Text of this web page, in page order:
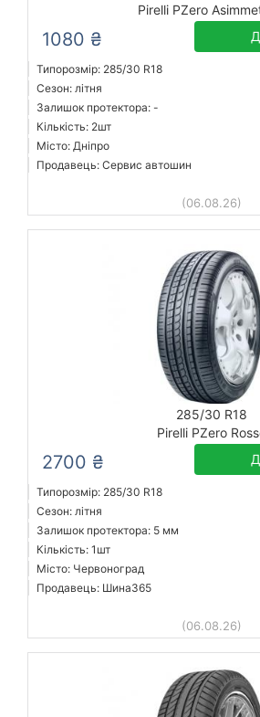
Pirelli PZero
1080 ₴
Типорозмір: 285/30 R18
Сезон: літня
Залишок протектора: -
Кількість: 2шт
Місто: Дніпро
Продавець: Сервис автошин
(06.08.26)
285/30 R18
Pirelli PZero
2700 ₴
Типорозмір: 285/30 R18
Сезон: літня
Залишок протектора: 5 мм
Кількість: 1шт
Місто: Червоноград
Продавець: Шина365
(06.08.26)